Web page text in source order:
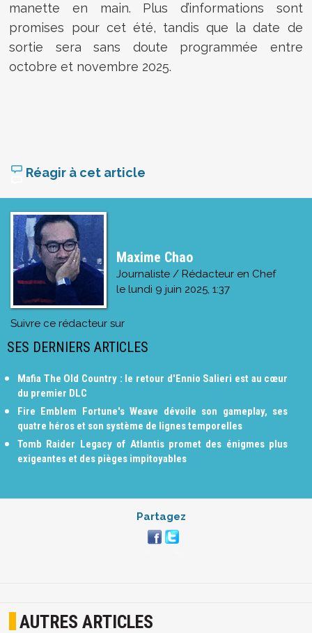
manette en main. Plus d’informations sont
promises pour cet été, tandis que la date de
sortie sera sans doute programmée entre
octobre et novembre 2025.
Réagir à cet article
Maxime Chao
Journaliste / Rédacteur en Chef
le lundi 9 juin 2025, 1:37
Suivre ce rédacteur sur
SES DERNIERS ARTICLES
Mafia The Old Country : le retour d'Ennio Salieri est au cœur
du premier DLC
Fire Emblem Fortune's Weave dévoile son gameplay, ses
quatre héros et son système de lignes temporelles
Tomb Raider Legacy of Atlantis promet des énigmes plus
exigeantes et des pièges impitoyables
Partagez
AUTRES ARTICLES